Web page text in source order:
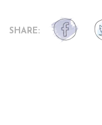
SHARE: